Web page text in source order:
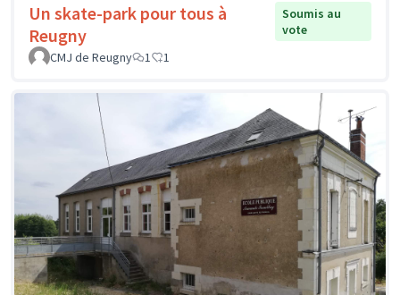
Un skate-park pour tous à
Reugny
Soumis au
vote
CMJ de Reugny
1 1